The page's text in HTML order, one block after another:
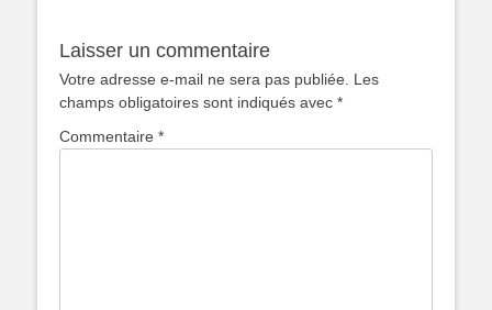
Laisser un commentaire
Votre adresse e-mail ne sera pas publiée.
Les
champs obligatoires sont indiqués avec *
Commentaire *